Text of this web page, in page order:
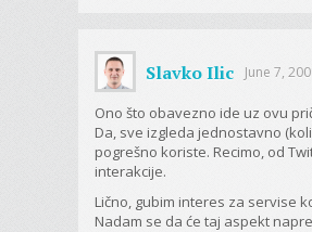
Slavko Ilic June 7,
Ono što obavezno ide uz ovu
Da, sve izgleda jednostavno
pogrešno koriste. Recimo, od
interakcije.
Lično, gubim interes za servise
Nadam se da će taj aspekt